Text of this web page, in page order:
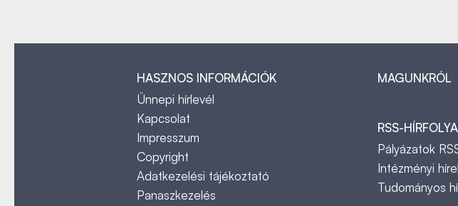
HASZNOS INFORMÁCIÓK
Ünnepi hírlevél
Kapcsolat
Impresszum
Copyright
Adatkezelési tájékoztató
Panaszkezelés
MAGUNKRÓL
RSS-
Pályázatok
Intézményi
Tudományos